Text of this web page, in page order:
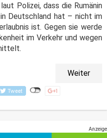
Polizei, dass die Rumänin
Deutschland hat – nicht im
ist. Gegen sie werde
im Verkehr und wegen
Weiter
Anzeige